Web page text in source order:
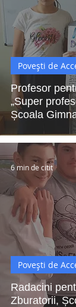
Profesor
„Super
Școala
Povești de
Radacini
Zburatorii,
Povești de
6 min de citit